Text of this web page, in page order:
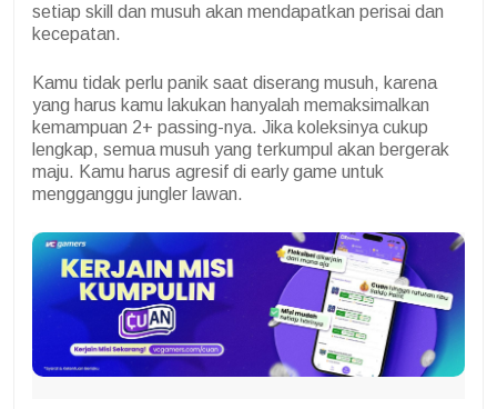
setiap skill dan musuh akan mendapatkan perisai dan
kecepatan.
Kamu tidak perlu panik saat diserang musuh, karena
yang harus kamu lakukan hanyalah memaksimalkan
kemampuan 2+ passing-nya. Jika koleksinya cukup
lengkap, semua musuh yang terkumpul akan bergerak
maju. Kamu harus agresif di early game untuk
mengganggu jungler lawan.